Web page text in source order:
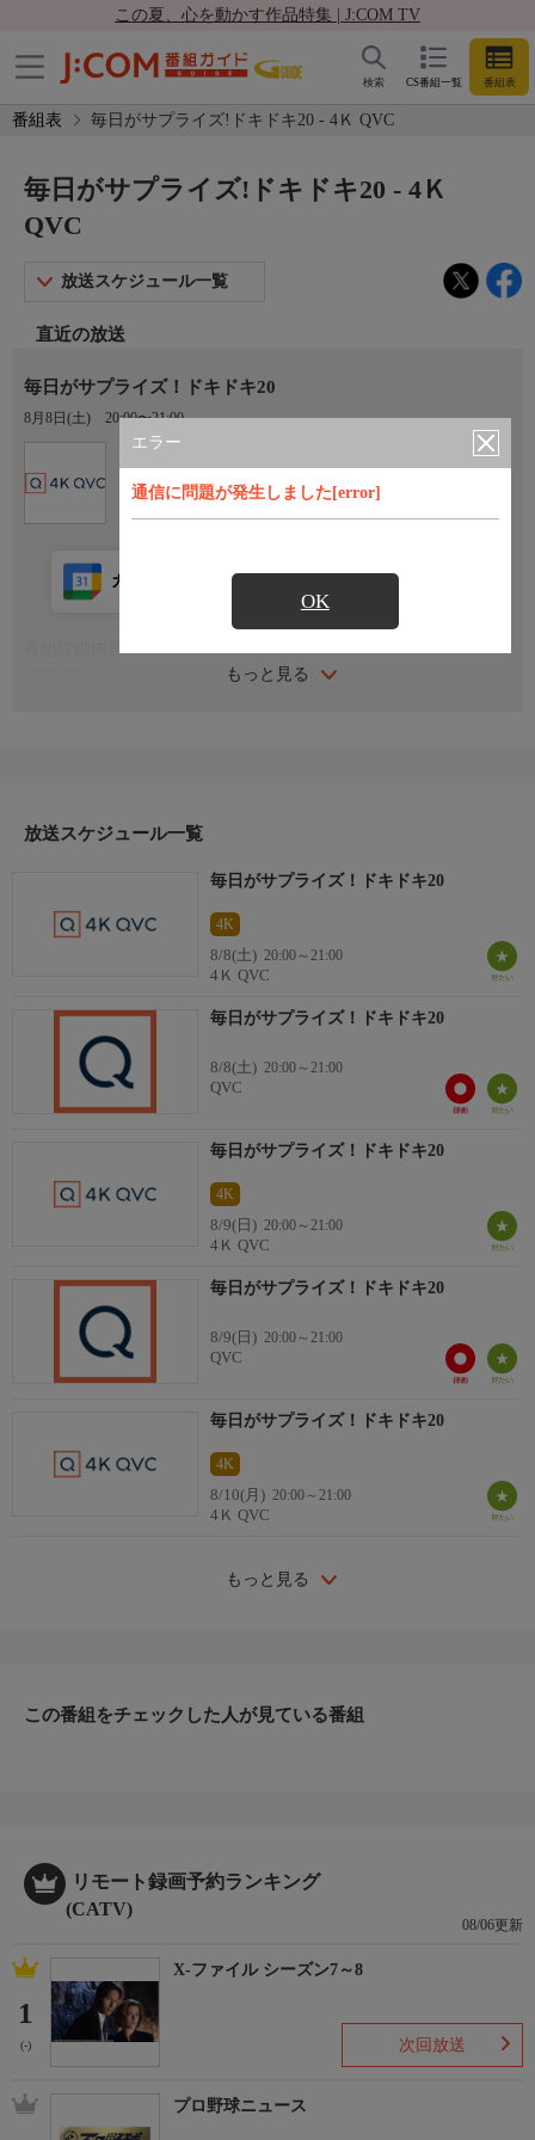
この夏、心を動かす作品特集 | J:COM TV
CS番組一覧 番組表
検索
番組表 毎日がサプライズ!ドキドキ20 - 4Ｋ QVC
エラー
通信に問題が発生しました[error]
OK
毎日がサプライズ!ドキドキ20 - 4Ｋ
QVC
放送スケジュール一覧
直近の放送
毎日がサプライズ！ドキドキ20
8月8日(土) 20:00〜21:00
もっと見る
カレンダー登録 アプリ視聴
放送スケジュール一覧
毎日がサプライズ！ドキドキ20
4K
8/8(土) 20:00～21:00
4Ｋ QVC
毎日がサプライズ！ドキドキ20
8/8(土) 20:00～21:00
QVC
毎日がサプライズ！ドキドキ20
4K
8/9(日) 20:00～21:00
4Ｋ QVC
毎日がサプライズ！ドキドキ20
8/9(日) 20:00～21:00
QVC
毎日がサプライズ！ドキドキ20
4K
8/10(月) 20:00～21:00
4Ｋ QVC
もっと見る
この番組をチェックした人が見ている番組
リモート録画予約ランキング
(CATV)
08/06更新
1
(-)
X-ファイル シーズン7～8
次回放送
プロ野球ニュース